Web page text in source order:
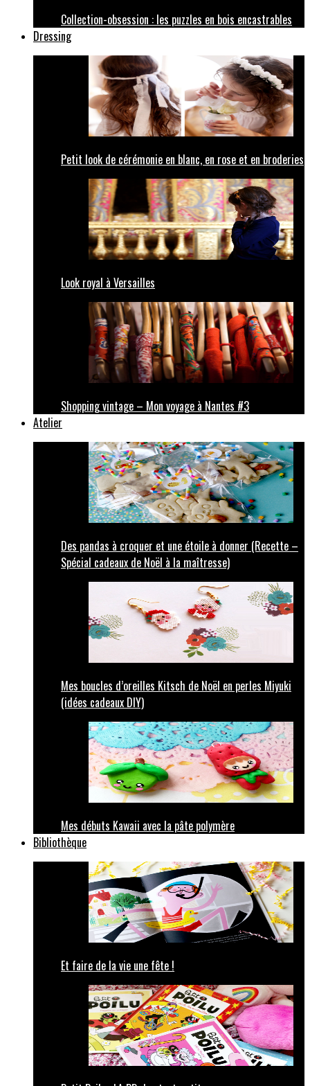
Collection-obsession : les puzzles en bois encastrables
Dressing
Petit look de cérémonie en blanc, en rose et en broderies
Look royal à Versailles
Shopping vintage – Mon voyage à Nantes #3
Atelier
Des pandas à croquer et une étoile à donner (Recette –
Spécial cadeaux de Noël à la maîtresse)
Mes boucles d’oreilles Kitsch de Noël en perles Miyuki
(idées cadeaux DIY)
Mes débuts Kawaii avec la pâte polymère
Bibliothèque
Et faire de la vie une fête !